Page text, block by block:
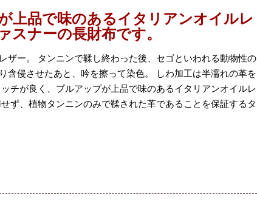
上品で味のあるイタリアンオイルレ
スナーの長財布です。
ザー。 タンニンで鞣し終わった後、セゴといわれる動物性の
含侵させたあと、吟を擦って染色。 しわ加工は半濡れの革を
チが良く、プルアップが上品で味のあるイタリアンオイルレ
ず、植物タンニンのみで鞣された革であることを保証するタ